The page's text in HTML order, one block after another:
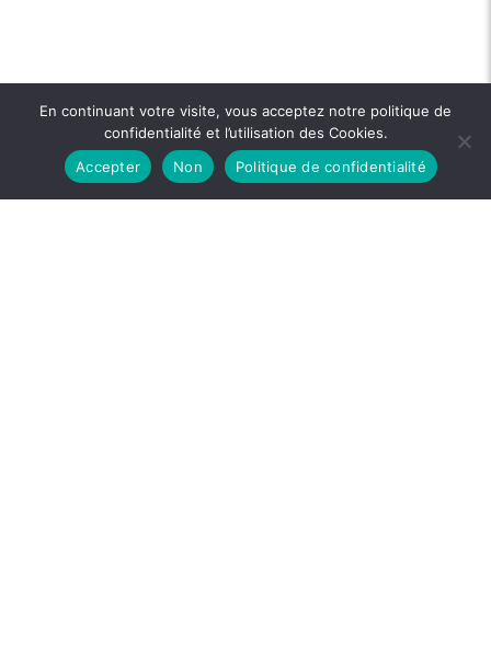
En continuant votre visite, vous acceptez notre politique de
confidentialité et l’utilisation des Cookies.
Accepter
Non Politique de confidentialité